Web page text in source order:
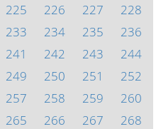
225 226 227
228
233 234 235
236
241 242 243
244
249 250 251
252
257 258 259
260
265 266 267
268